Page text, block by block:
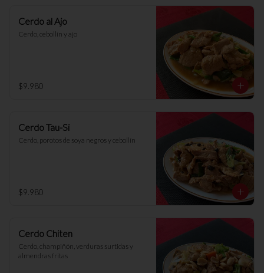
Cerdo al Ajo
Cerdo, cebollín y ajo
$9.980
Cerdo Tau-Si
Cerdo, porotos de soya negros y cebollín
$9.980
Cerdo Chiten
Cerdo, champiñón, verduras surtidas y
almendras fritas